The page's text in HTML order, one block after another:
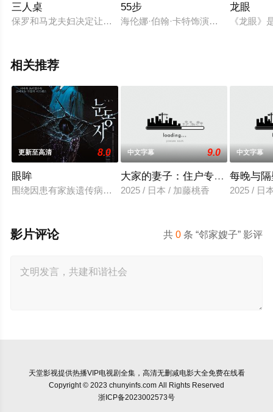
三人桌
保罗和马龙夫妇决定让他们长期的关系更加活跃，让魅力十足
55步
海伦娜·伯翰·卡特饰演了一位对医疗
龙眼
《龙眼》
相关推荐
更新至高清 8.0
眼眸
围绕因患有家族遗传病而导致视力逐渐丧失的摄影师瑞真展开
中文字幕 9.0
大家的妻子：住户专用洞口
2025 / 日本 / 加藤桃香
中文字幕
每晚与
2025 / 日
共0 条 “邻家嫂子” 影评
影片评论
天堂影视提供热播VIP电视剧全集，高清无删减电影大全免费在线看
Copyright © 2023 chunyinfs.com All Rights Reserved
浙ICP备2023002573号